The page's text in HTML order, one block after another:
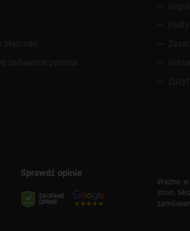
Sprawdź opinie
Ważne:
stron.